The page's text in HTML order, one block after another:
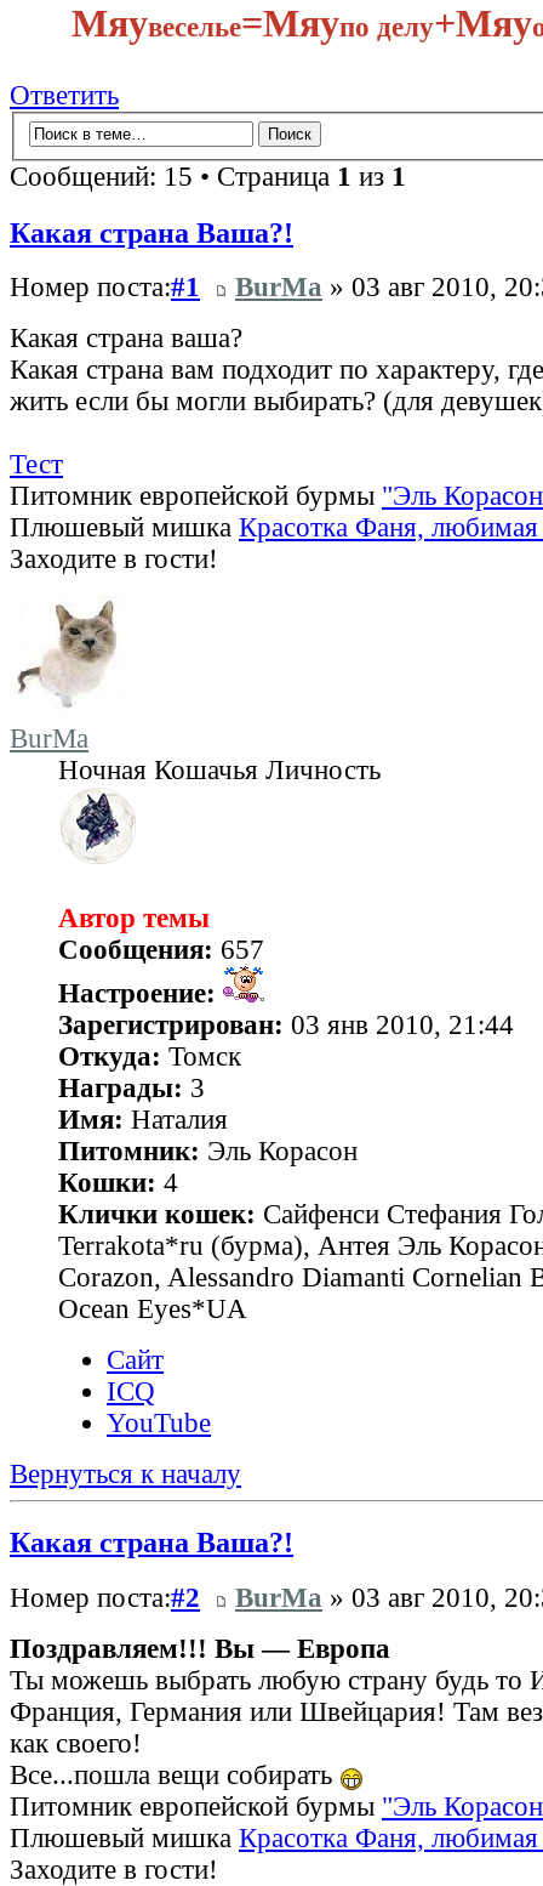
Мяувеселье​=Мяупо делу​+Мяу
Ответить
Сообщений: 15 • Страница 1 из 1
Какая страна Ваша?!
Номер поста:#1 BurMa » 03 авг 2010,
Какая страна ваша?
Какая страна вам подходит по характеру,
жить если бы могли выбирать? (для
Тест
Питомник европейской бурмы "Эль
Плюшевый мишка Красотка Фаня, любимая
Заходите в гости!
BurMa
Ночная Кошачья Личность
Автор темы
Сообщения: 657
Настроение:
Зарегистрирован: 03 янв 2010, 21:44
Откуда: Томск
Награды: 3
Имя: Наталия
Питомник: Эль Корасон
Кошки: 4
Клички кошек: Сайфенси Стефания
Terrakota*ru (бурма), Антея Эль
Corazon, Alessandro Diamanti Cornelian
Ocean Eyes*UA
Сайт
ICQ
YouTube
Вернуться к началу
Какая страна Ваша?!
Номер поста:#2 BurMa » 03 авг 2010,
Поздравляем!!! Вы — Европа
Ты можешь выбрать любую страну будь то
Франция, Германия или Швейцария! Там
как своего!
Все...пошла вещи собирать
Питомник европейской бурмы "Эль
Плюшевый мишка Красотка Фаня, любимая
Заходите в гости!